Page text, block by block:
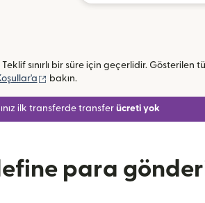
sınırlı bir süre için geçerlidir. Gösterilen
(yeni pencerede açılır)
bakın.
ilk transferde transfer ücreti yok
para